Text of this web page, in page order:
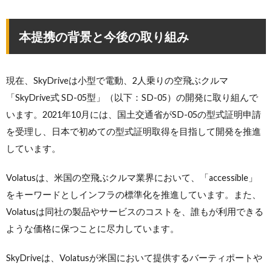
本提携の背景と今後の取り組み
現在、SkyDriveは小型で電動、2人乗りの空飛ぶクルマ
「SkyDrive式 SD-05型」（以下：SD-05）の開発に取り組んで
います。2021年10月には、国土交通省がSD-05の型式証明申請
を受理し、日本で初めての型式証明取得を目指して開発を推進
しています。
Volatusは、米国の空飛ぶクルマ業界において、「accessible」
をキーワードとしインフラの標準化を推進しています。また、
Volatusは同社の製品やサービスのコストを、誰もが利用できる
ような価格に保つことに尽力しています。
SkyDriveは、Volatusが米国において提供するバーティポートや